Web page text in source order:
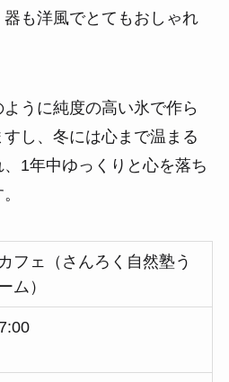
も洋風でとてもおしゃれ
うに純度の高い氷で作ら
し、冬には心まで温まる
1年中ゆっくりと心を落ち
フェ（さんろく自然塾う
ム）